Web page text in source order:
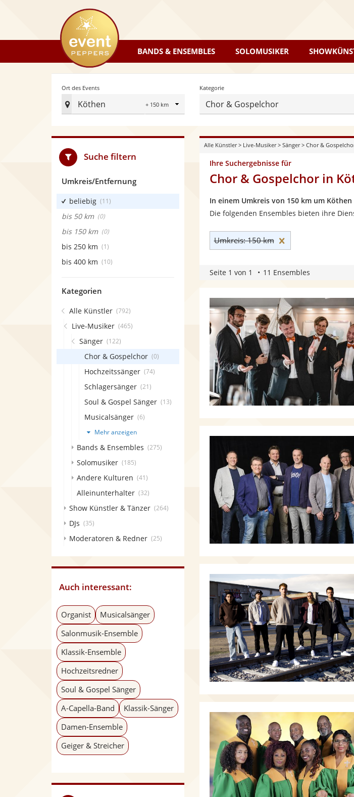
eventpeppers
BANDS & ENSEMBLES SOLOMUSIKER
Ort des Events
Köthen
Radius
Ort
Events
festlegen
Kategorie
Chor & Gospelchor
Alle Künstler> Live-Musiker> Sänger> Chor &
Ihre Suchergebnisse für
Chor & Gospelchor in
In einem Umkreis von 150 km um
Die folgenden Ensembles bieten ihre
Umkreis: 150 km
Seite 1 von 1 11 Ensembles
Suche filtern
Umkreis/Entfernung
beliebig (11)
bis 50 km (0)
bis 150 km (0)
bis 250 km (1)
bis 400 km (10)
Kategorien
Alle Künstler (792)
Live-Musiker (465)
Sänger (122)
Chor & Gospelchor (0)
Hochzeitssänger (74)
Schlagersänger (21)
Soul & Gospel Sänger (13)
Musicalsänger (6)
Mehr anzeigen
Bands & Ensembles (275)
Solomusiker (185)
Andere Kulturen (41)
Alleinunterhalter (32)
Show Künstler & Tänzer (264)
DJs (35)
Moderatoren & Redner (25)
Auch interessant:
Organist
Musicalsänger
Salonmusik-Ensemble
Klassik-Ensemble
Hochzeitsredner
Soul & Gospel Sänger
A-Capella-Band
Klassik-Sänger
Damen-Ensemble
Geiger & Streicher